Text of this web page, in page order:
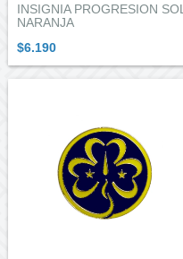
INSIGNIA PROGRESION SOL
NARANJA
$6.190